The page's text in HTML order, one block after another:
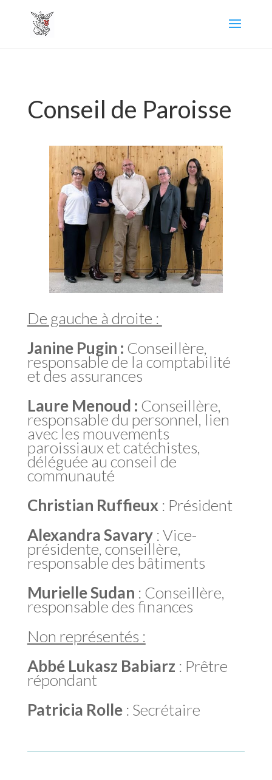
Conseil de Paroisse
De gauche à droite :
Janine Pugin : Conseillère,
responsable de la comptabilité
et des assurances
Laure Menoud : Conseillère,
responsable du personnel, lien
avec les mouvements
paroissiaux et catéchistes,
déléguée au conseil de
communauté
Christian Ruffieux : Président
Alexandra Savary : Vice-
présidente, conseillère,
responsable des bâtiments
Murielle Sudan : Conseillère,
responsable des finances
Non représentés :
Abbé Lukasz Babiarz : Prêtre
répondant
Patricia Rolle : Secrétaire